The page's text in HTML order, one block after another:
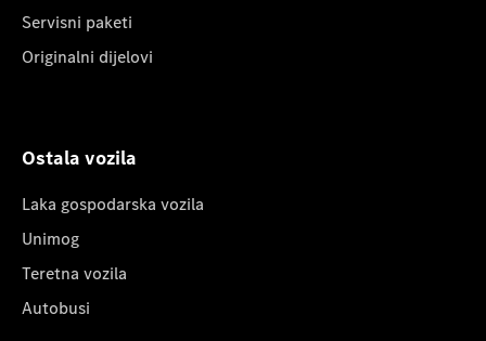
Servisni paketi
Originalni dijelovi
Ostala vozila
Laka gospodarska vozila
Unimog
Teretna vozila
Autobusi